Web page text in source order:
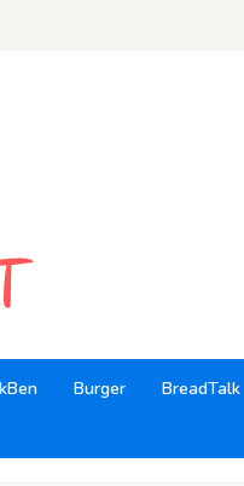
Burger BreadTalk